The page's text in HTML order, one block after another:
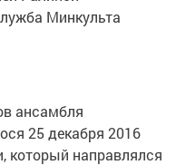
Минкульта
ансамбля
25 декабря 2016
который направлялся